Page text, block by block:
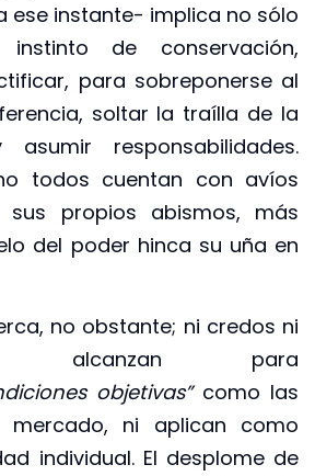
ese instante- implica no sólo
de conservación,
para sobreponerse al
soltar la traílla de la
responsabilidades.
todos cuentan con avíos
sus propios abismos, más
del poder hinca su uña en
no obstante; ni credos ni
alcanzan para
objetivas”como las
mercado, ni aplican como
individual. El desplome de